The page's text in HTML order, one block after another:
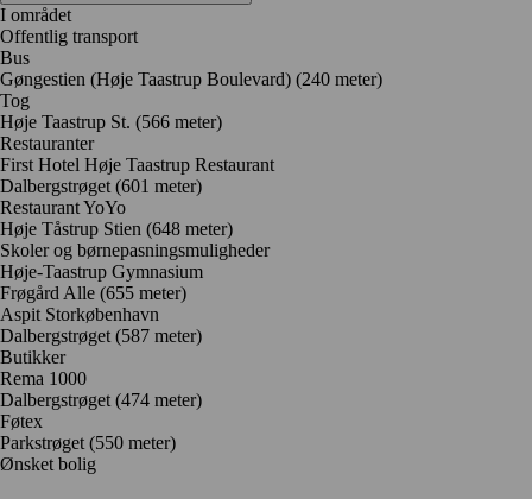
I området
Offentlig transport
Bus
Gøngestien (Høje Taastrup Boulevard) (240 meter)
Tog
Høje Taastrup St. (566 meter)
Restauranter
First Hotel Høje Taastrup Restaurant
Dalbergstrøget (601 meter)
Restaurant YoYo
Høje Tåstrup Stien (648 meter)
Skoler og børnepasningsmuligheder
Høje-Taastrup Gymnasium
Frøgård Alle (655 meter)
Aspit Storkøbenhavn
Dalbergstrøget (587 meter)
Butikker
Rema 1000
Dalbergstrøget (474 meter)
Føtex
Parkstrøget (550 meter)
Ønsket bolig